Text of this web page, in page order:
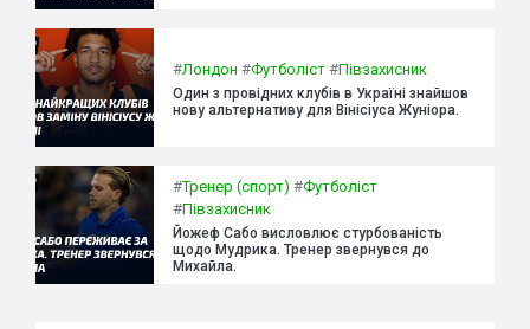
#Лондон #Футболіст #Півзахисник
Один з провідних клубів в Україні знайшов
нову альтернативу для Вінісіуса Жуніора.
#Тренер (спорт) #Футболіст
#Півзахисник
Йожеф Сабо висловлює стурбованість
щодо Мудрика. Тренер звернувся до
Михайла.